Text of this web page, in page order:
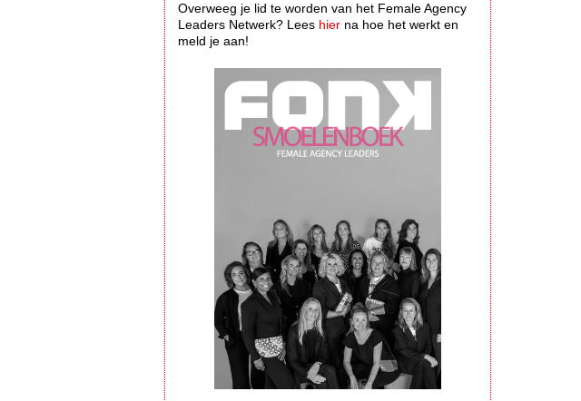
Overweeg je lid te worden van het Female Agency
Leaders Netwerk? Lees hier na hoe het werkt en
meld je aan!